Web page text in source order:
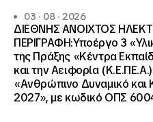
03 · 08 · 2026
ΔΙΕΘΝΗΣ ΑΝΟΙΧΤΟΣ
ΠΕΡΙΓΡΑΦΗ:Υποέργο 3
της Πράξης «Κέντρα
και την Αειφορία
«Ανθρώπινο Δυναμικό και
2027», με κωδικό ΟΠΣ